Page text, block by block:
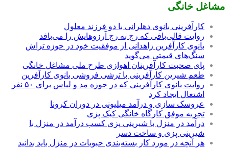
مشاغل خانگی
کارآفرینی بانوی دهلرانی با دو فرزند معلول
روایت قالی‌بافی که رج به رج آرزوهایش را می‌بافد
بانوی کارآفرین زاهدانی از موفقیت خود در حوزه تراش
سنگ‌های قیمتی می‌گوید
پای صحبت کارآفرینان اهوازی طرح ملی مشاغل خانگی
طعم شیرین کارآفرینی با ترشی فروشی بانوی کارآفرین
روایت بانوی کارآفرینی که در حوزه مد و لباس برای ۵۰ نفر
اشتغال ایجاد کرد
عروسک سازی و درآمد میلیونی در دوران کرونا
تجربه موفق کارگاه خانگی کیک پزی
درآمد در منزل با شیرینی پزی کسب درآمد در منزل با
شیرینی پزی و ساخت دسر
هر آنچه در مورد کار بسته‌بندی حبوبات در منزل باید بدانید